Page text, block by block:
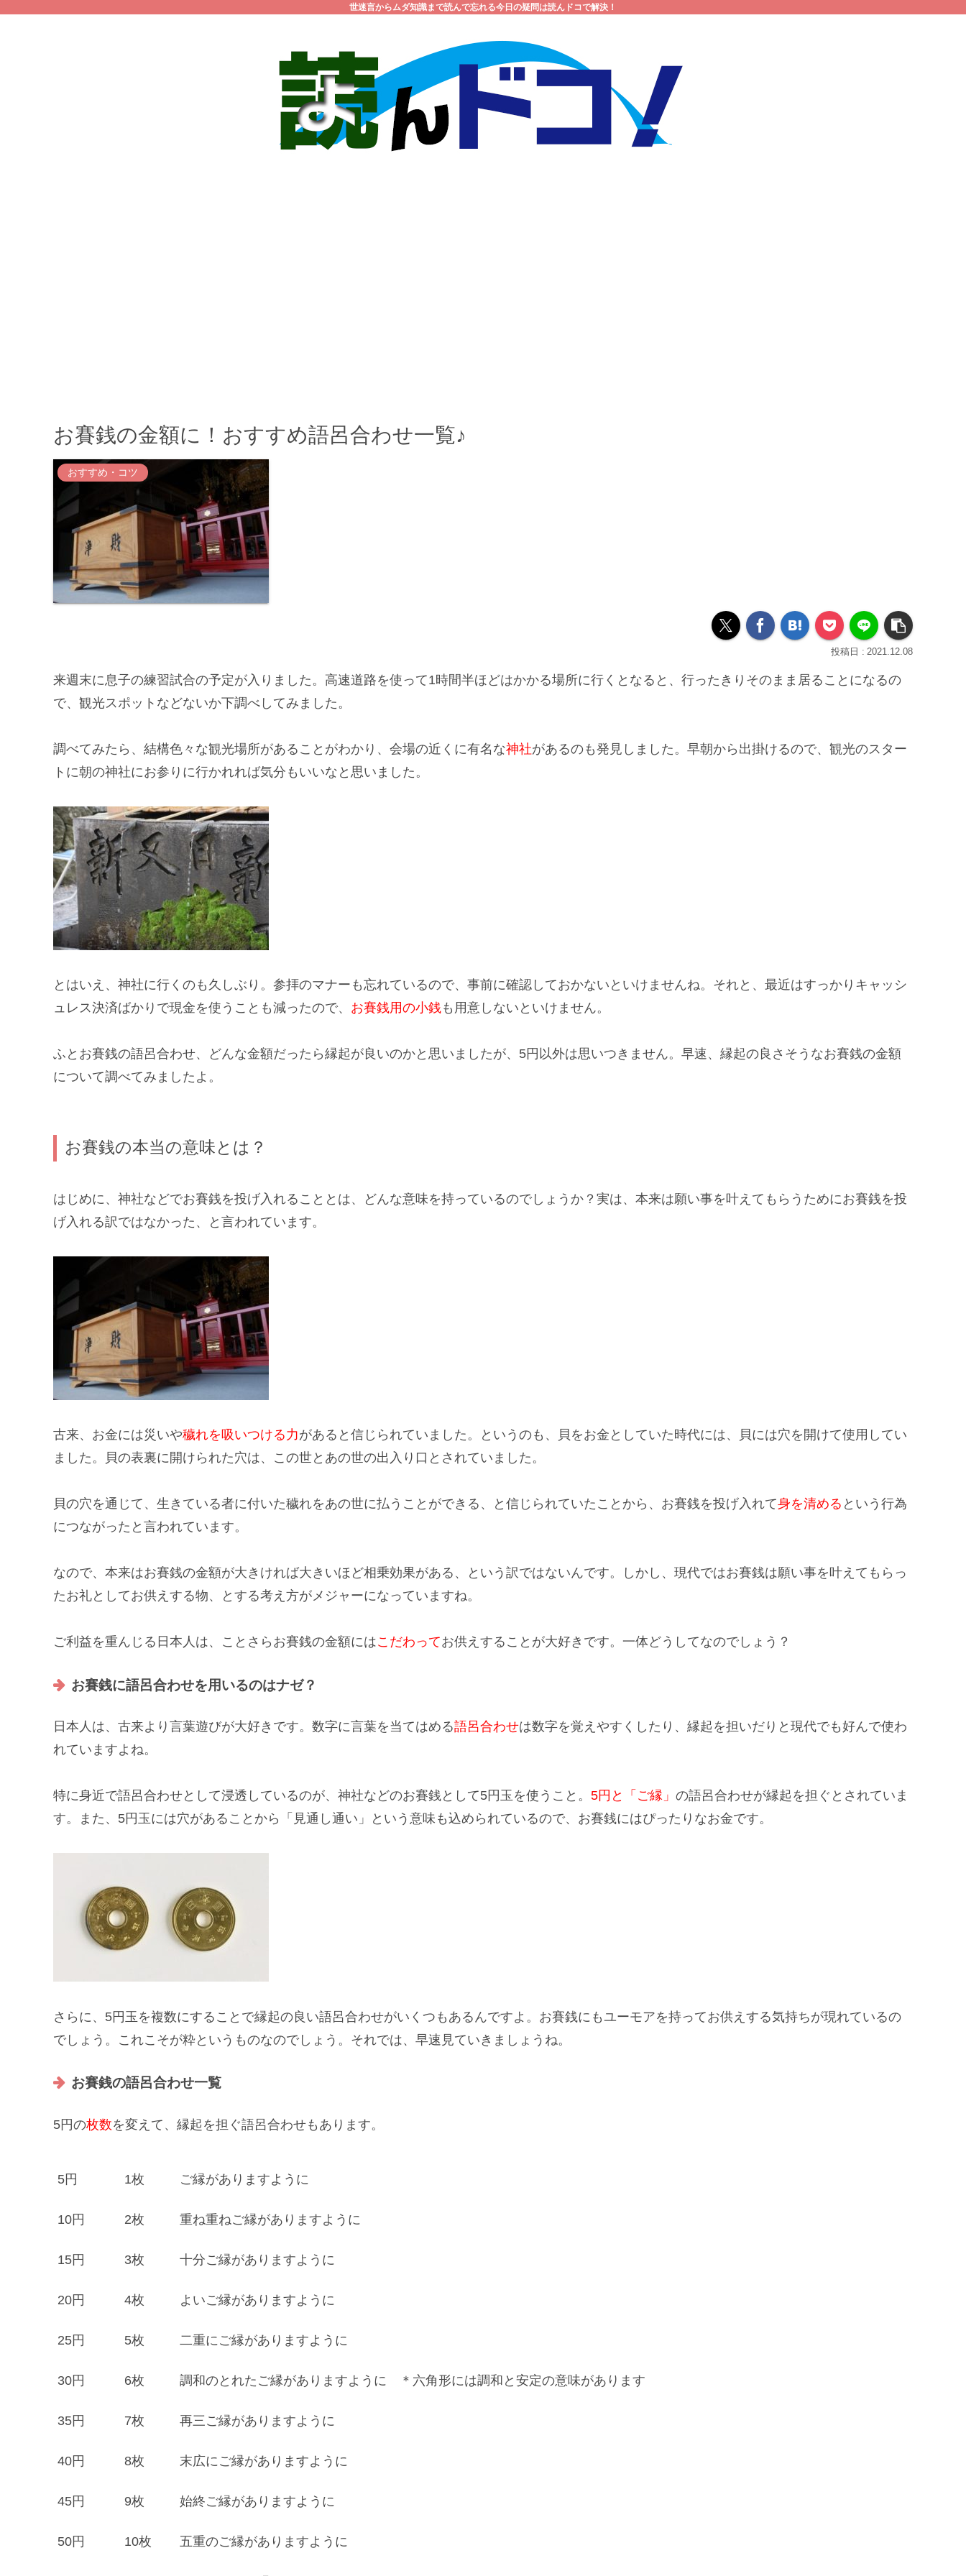
世迷言からムダ知識まで読んで忘れる今日の疑問は読んドコで解決！
お賽銭の金額に！おすすめ語呂合わせ一覧♪
おすすめ・コツ
2021.12.08
来週末に息子の練習試合の予定が入りました。高速道路を使って1時間半ほどはかかる場所に行くとなると、行ったきりそのまま居ることになるの
で、 観光スポット などないか下調べしてみました。
調べてみたら、結構色々な観光場所があることがわかり、会場の近くに有名な神社があるのも発見しました。早朝から出掛けるので、観光のスター
トに朝の神社にお参り に行かれれば気分もいいなと思いました。
とはいえ、神社に行くのも久しぶり。 参拝のマナー も忘れているので、事前に確認しておかないといけませんね。それと、最近はすっかりキャッシ
ュレス決済ばかりで現金を使うことも減ったので、 お賽銭用の小銭も用意しないといけません。
ふと お賽銭の語呂合わせ、どんな金額だったら縁起が良いのかと思いましたが、5円以外は思いつきません。早速、 縁起の良さそうなお賽銭の金額
について調べてみましたよ。
お賽銭の本当の意味とは？
はじめに、神社などでお賽銭を投げ入れることとは、どんな意味を持っているのでしょうか？実は、本来は願い事を叶えてもらう ためにお賽銭を投
げ入れる訳ではなかった、と言われています。
古来、お金には災いや穢れを吸いつける力があると信じられていました。というのも、貝をお金としていた時代には、貝には穴を開けて使用してい
ました。貝の表裏に開けられた穴は、 この世とあの世の出入り口 とされていました。
貝の穴を通じて、生きている者に付いた穢れをあの世に払う ことができる、と信じられていたことから、お賽銭を投げ入れて身を清める という行為
につながったと言われています。
なので、本来はお賽銭の金額が大きければ大きいほど相乗効果がある、という訳ではないんです。しかし、現代ではお賽銭は願い事を叶えてもらっ
たお礼としてお供えする物、とする考え方がメジャーになっていますね。
ご利益を重んじる日本人は、ことさらお賽銭の金額にはこだわってお供えすることが大好きです。一体どうしてなのでしょう？
お賽銭に語呂合わせを用いるのはナゼ？
日本人は、古来より 言葉遊びが大好きです。数字に言葉を当てはめる語呂合わせは数字を覚えやすくしたり、縁起を担いだりと現代でも好んで使わ
れていますよね。
特に身近で語呂合わせとして浸透しているのが、神社などのお賽銭として5円玉を使うこと。 5円と「ご縁」 の語呂合わせが縁起を担ぐとされていま
す。また、5円玉には穴があることから「 見通し通い 」という意味も込められているので、お賽銭にはぴったりなお金です。
さらに、 5円玉を複数にすることで縁起の良い語呂合わせがいくつもあるんですよ。お賽銭にもユーモアを持ってお供えする気持ちが現れているの
でしょう。これこそが粋というものなのでしょう。それでは、早速見ていきましょうね。
お賽銭の語呂合わせ一覧
5円の枚数を変えて、 縁起を担ぐ語呂合わせもあります。
5円 1枚 ご縁がありますように
10円 2枚 重ね重ねご縁がありますように
15円 3枚 十分ご縁がありますように
20円 4枚 よいご縁がありますように
25円 5枚 二重にご縁がありますように
30円 6枚 調和のとれたご縁がありますように ＊六角形には調和と安定の意味があります
35円 7枚 再三ご縁がありますように
40円 8枚 末広にご縁がありますように
45円 9枚 始終ご縁がありますように
50円 10枚 五重のご縁がありますように